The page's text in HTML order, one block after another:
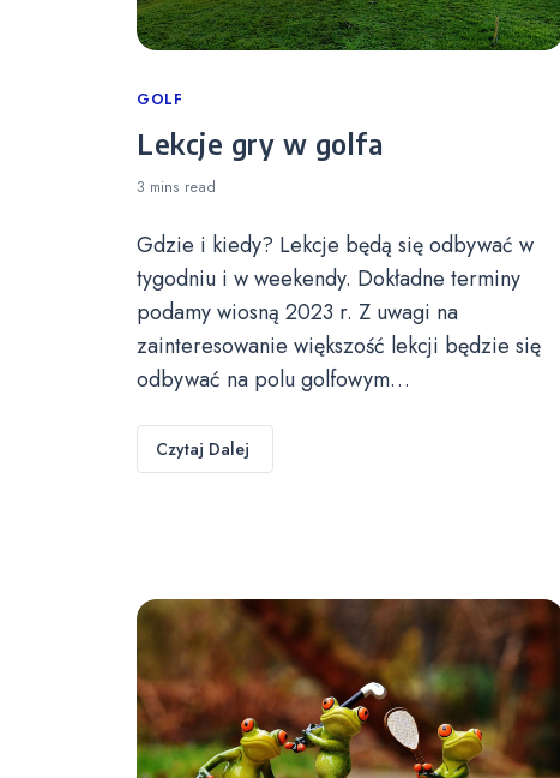
Categories
GOLF
Lekcje gry w golfa
3 mins read
Gdzie i kiedy? Lekcje będą się odbywać w
tygodniu i w weekendy. Dokładne terminy
podamy wiosną 2023 r. Z uwagi na
zainteresowanie większość lekcji będzie się
odbywać na polu golfowym…
Czytaj Dalej